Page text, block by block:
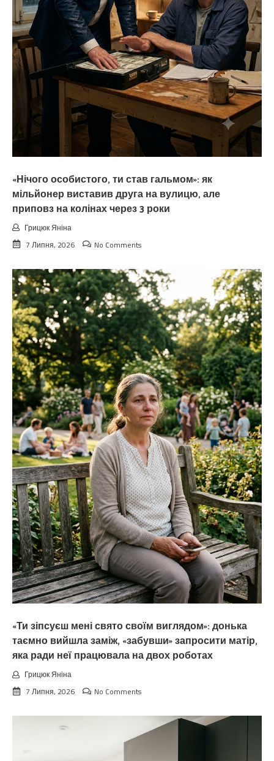
«Нічого особистого, ти став гальмом»: як
мільйонер виставив друга на вулицю, але
приповз на колінах через 3 роки
Грицюк Яніна
7 Липня, 2026
No Comments
«Ти зіпсуєш мені свято своїм виглядом»: донька
таємно вийшла заміж, «забувши» запросити матір,
яка ради неї працювала на двох роботах
Грицюк Яніна
7 Липня, 2026
No Comments